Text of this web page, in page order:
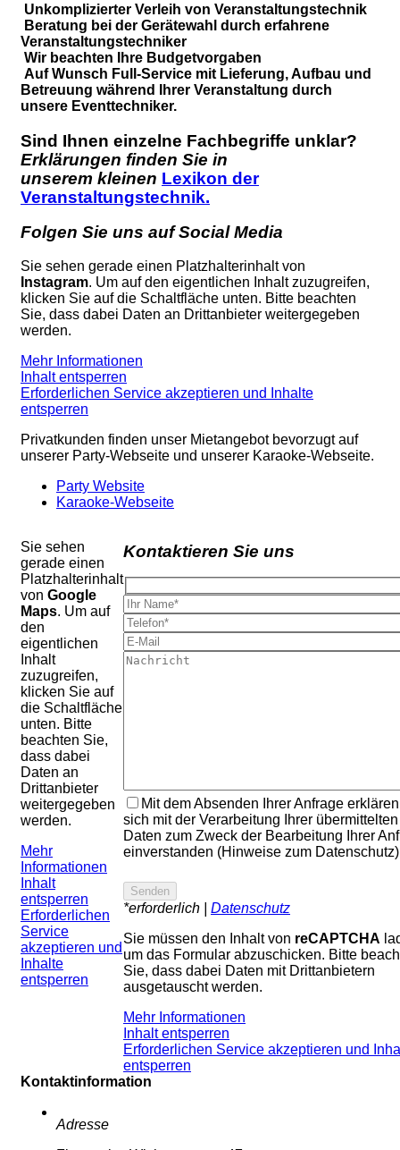
Unkomplizierter Verleih von Veranstaltungstechnik
Beratung bei der Gerätewahl durch erfahrene
Veranstaltungstechniker
Wir beachten Ihre Budgetvorgaben
Auf Wunsch Full-Service mit Lieferung, Aufbau und
Betreuung während Ihrer Veranstaltung durch
unsere Eventtechniker.
Sind Ihnen einzelne Fachbegriffe unklar?
Erklärungen finden Sie in
unserem kleinen Lexikon der
Veranstaltungstechnik.
Folgen Sie uns auf Social Media
Sie sehen gerade einen Platzhalterinhalt von
Instagram. Um auf den eigentlichen Inhalt zuzugreifen,
klicken Sie auf die Schaltfläche unten. Bitte beachten
Sie, dass dabei Daten an Drittanbieter weitergegeben
werden.
Mehr Informationen
Inhalt entsperren
Erforderlichen Service akzeptieren und Inhalte
entsperren
Privatkunden finden unser Mietangebot bevorzugt auf
unserer Party-Webseite und unserer Karaoke-Webseite.
Party Website
Karaoke-Webseite
Sie sehen
gerade einen
Platzhalterinhalt
von Google
Maps. Um auf
den
eigentlichen
Inhalt
zuzugreifen,
klicken Sie auf
die Schaltfläche
unten. Bitte
beachten Sie,
dass dabei
Daten an
Drittanbieter
weitergegeben
werden.
Mehr
Informationen
Inhalt
entsperren
Erforderlichen
Service
akzeptieren und
Inhalte
entsperren
Kontaktieren Sie uns
Mit dem Absenden Ihrer Anfrage
sich mit der Verarbeitung Ihrer übermittelten
Daten zum Zweck der Bearbeitung Ihrer
einverstanden (Hinweise zum Datenschutz)
*erforderlich | Datenschutz
Sie müssen den Inhalt von reCAPTCHA
um das Formular abzuschicken. Bitte
Sie, dass dabei Daten mit Drittanbietern
ausgetauscht werden.
Mehr Informationen
Inhalt entsperren
Erforderlichen Service akzeptieren und
entsperren
Kontaktinformation
Adresse